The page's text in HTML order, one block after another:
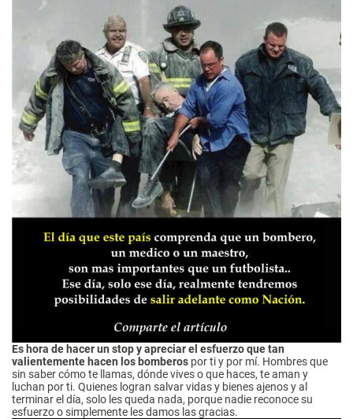
Es hora de hacer un stop y apreciar el esfuerzo que tan
valientemente hacen los bomberos por ti y por mí. Hombres que
sin saber cómo te llamas, dónde vives o que haces, te aman y
luchan por ti. Quienes logran salvar vidas y bienes ajenos y al
terminar el día, solo les queda nada, porque nadie reconoce su
esfuerzo o simplemente les damos las gracias.